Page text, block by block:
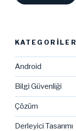
KATEGORILER
Android
Bilgi Güvenliği
Çözüm
Derleyici Tasarımı